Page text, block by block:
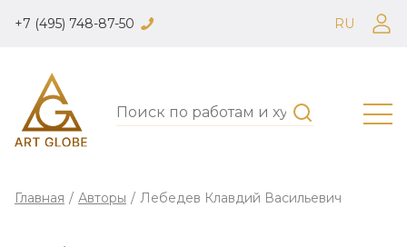
+7 (495) 748-87-50 RU
Главная / Авторы / Лебедев Клавдий Васильевич